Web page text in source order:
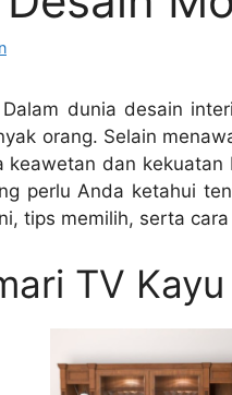
dunia desain
orang. Selain
keawetan dan
perlu Anda ketahui
tips memilih, serta
TV